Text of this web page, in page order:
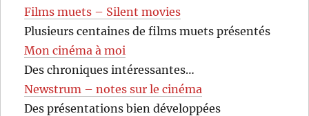
Films muets – Silent movies
Plusieurs centaines de films muets présentés
Mon cinéma à moi
Des chroniques intéressantes…
Newstrum – notes sur le cinéma
Des présentations bien développées